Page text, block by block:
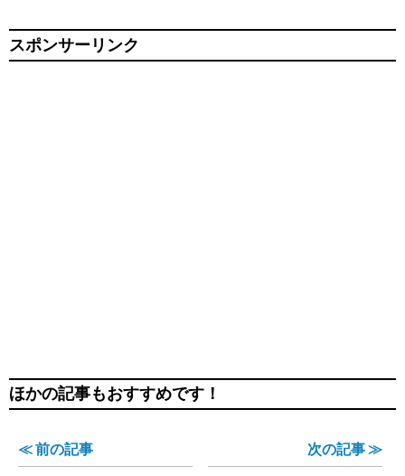
スポンサーリンク
ほかの記事もおすすめです！
≪ 前の記事 次の記事 ≫